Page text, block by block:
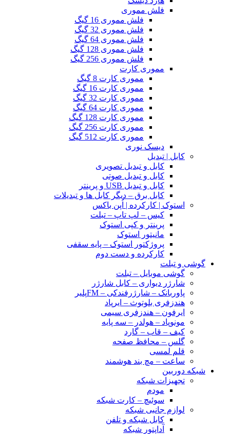
فلش مموری
فلش مموری 16 گیگ
فلش مموری 32 گیگ
فلش مموری 64 گیگ
فلش مموری 128 گیگ
فلش مموری 256 گیگ
مموری کارت
مموری کارت 8 گیگ
مموری کارت 16 گیگ
مموری کارت 32 گیگ
مموری کارت 64 گیگ
مموری کارت 128 گیگ
مموری کارت 256 گیگ
مموری کارت 512 گیگ
دیسک نوری
کابل | تبدیل
کابل و تبدیل تصویری
کابل و تبدیل صوتی
کابل و تبدیل USB و پرینتر
کابل برق – دیگر کابل ها و تبدیلات
استوک | کارکرده | اُپن باکس
کیس – لپ تاپ – تبلت
پرینتر و کپی استوک
مانیتور استوک
پروژکتور استوک – پایه سقفی
کارکرده و دست دوم
گوشی و تبلت
گوشی موبایل – تبلت
شارژر دیواری – کابل شارژر
پاوربانک – شارژرفندکی – FMپلیر
هندزفری بلوتوث – ایرپاد
ایرفون – هندزفری سیمی
مونوپاد – هولدر – سه پایه
کیف – قاب – گارد
گلس – محافظ صفحه
قلم لمسی
ساعت – مچ بند هوشمند
شبکه دوربین
تجهیزات شبکه
مودم
سوئیچ – کارت شبکه
لوازم جانبی شبکه
کابل شبکه و تلفن
آداپتور شبکه